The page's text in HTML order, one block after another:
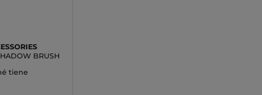
BRUSH
tiene